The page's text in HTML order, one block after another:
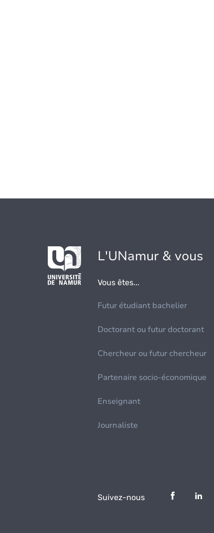
L'UNamur & vous
Vous êtes...
Futur étudiant bachelier
Doctorant ou futur doctorant
Chercheur ou futur chercheur
Partenaire socio-économique
Enseignant
Journaliste
Suivez-nous